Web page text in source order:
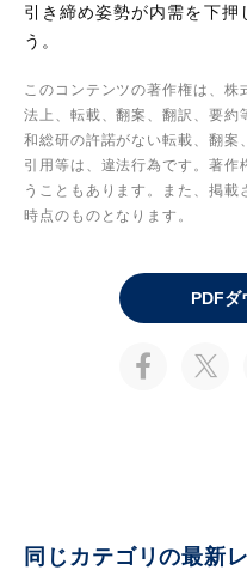
引き締め姿勢が内需を下押
う。
このコンテンツの著作権は、
法上、転載、翻案、翻訳、要約
和総研の許諾がない転載、翻案
引用等は、違法行為です。著
うこともあります。また、掲
時点のものとなります。
PDFダ
同じカテゴリの最新